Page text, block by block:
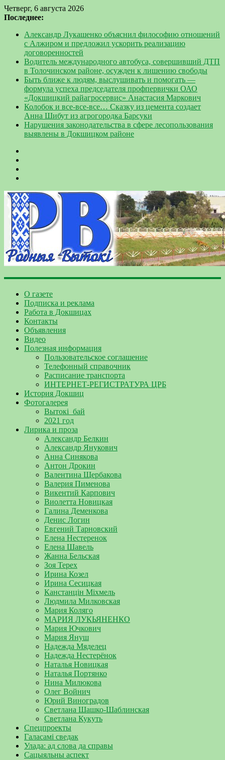
Четверг, 6 августа 2026
Последнее:
Александр Лукашенко объяснил философию отношений
с Алжиром и предложил ускорить реализацию
договоренностей
Водитель международного автобуса, совершивший ДТП
в Толочинском районе, осужден к лишению свободы
Быть ближе к людям, выслушивать и помогать —
формула успеха председателя профпервички ОАО
«Докшицкий райагросервис» Анастасия Маркович
Колобок и все-все-все… Сказку из цемента создает
Анна Шибут из агрогородка Барсуки
Нарушения законодательства в сфере лесопользования
выявлены в Докшицком районе
О газете
Подписка и реклама
Работа в Докшицах
Контакты
Объявления
Видео
Полезная информация
Пользовательское соглашение
Телефонный справочник
Расписание транспорта
ИНТЕРНЕТ-РЕГИСТРАТУРА ЦРБ
История Докшиц
Фотогалерея
Вытокі_бай
2021 год
Лирика и проза
Александр Белкин
Александр Янукович
Анна Синякова
Антон Дрокин
Валентина Щербакова
Валерия Пименова
Викентий Карпович
Виолетта Новицкая
Галина Деменкова
Денис Логин
Евгений Тарновский
Елена Нестеренок
Елена Шавель
Жанна Бельская
Зоя Терех
Ирина Козел
Ирина Сесицкая
Канстанцін Міхмель
Людмила Милковская
Мария Коляго
МАРИЯ ЛУКЬЯНЕНКО
Мария Ючкович
Мария Януш
Надежда Мяделец
Надежда Нестерёнок
Наталья Новицкая
Наталья Портянко
Нина Милюкова
Олег Войнич
Юрий Виноградов
Светлана Шашко-Шаблинская
Светлана Кукуть
Спецпроекты
Галасамі сведак
Улада: ад слова да справы
Сацыяльны аспект